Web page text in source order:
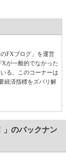
FXブログ」を運営
が一般的でなかった
る。このコーナーは
経済指標をズバリ解
」のバックナン